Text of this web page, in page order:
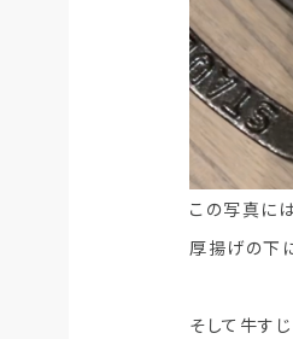
この写真に
厚揚げの下
そして牛す